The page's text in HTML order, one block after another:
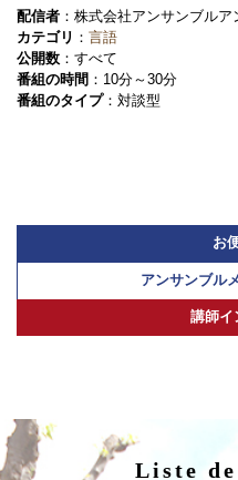
配信者 ：株式会社アンサンブルア
カテゴリ ： 言語
公開数 ：すべて
番組の時間 ：10分～30分
番組のタイプ：対談型
お
アンサンブル
講師イ
Liste